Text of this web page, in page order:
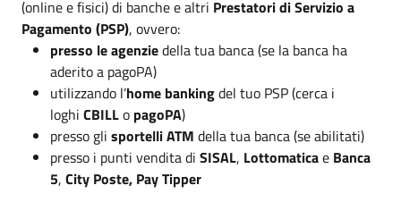
(online e fisici) di banche e altri Prestatori di Servizio a
Pagamento (PSP), ovvero:
presso le agenziedella tua banca (se la banca ha
aderito a pagoPA)
utilizzando l’home bankingdel tuo PSP (cerca i
loghi CBILLo pagoPA)
presso gli sportelli ATM della tua banca (se abilitati)
presso i punti vendita di SISAL, Lottomaticae Banca
5, City Poste, Pay Tipper